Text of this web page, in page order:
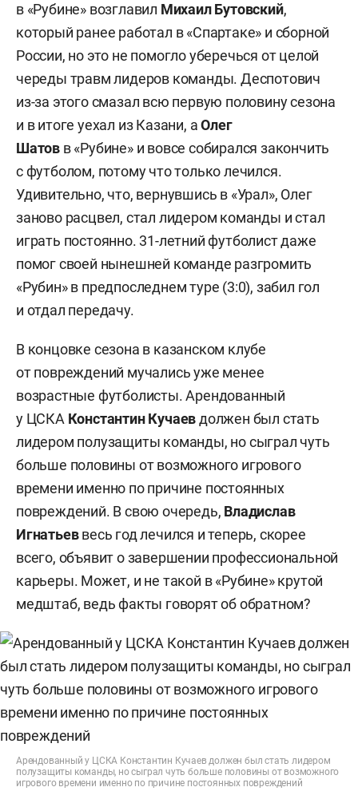
в «Рубине» возглавил Михаил Бутовский,
который ранее работал в «Спартаке» и сборной
России, но это не помогло уберечься от целой
череды травм лидеров команды. Деспотович
из-за этого смазал всю первую половину сезона
и в итоге уехал из Казани, аОлег
Шатов в «Рубине» и вовсе собирался закончить
с футболом, потому что только лечился.
Удивительно, что, вернувшись в «Урал», Олег
заново расцвел, стал лидером команды и стал
играть постоянно. 31-летний футболист даже
помог своей нынешней команде разгромить
«Рубин» в предпоследнем туре (3:0), забил гол
и отдал передачу.
В концовке сезона в казанском клубе
от повреждений мучались уже менее
возрастные футболисты. Арендованный
у ЦСКА Константин Кучаевдолжен был стать
лидером полузащиты команды, но сыграл чуть
больше половины от возможного игрового
времени именно по причине постоянных
повреждений. В свою очередь, Владислав
Игнатьеввесь год лечился и теперь, скорее
всего, объявит о завершении профессиональной
карьеры. Может, и не такой в «Рубине» крутой
медштаб, ведь факты говорят об обратном?
Арендованный у ЦСКА Константин Кучаев должен был стать лидером
полузащиты команды, но сыграл чуть больше половины от возможного
игрового времени именно по причине постоянных повреждений